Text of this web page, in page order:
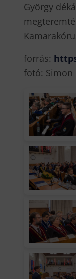
György
forrás:
fotó: Simon